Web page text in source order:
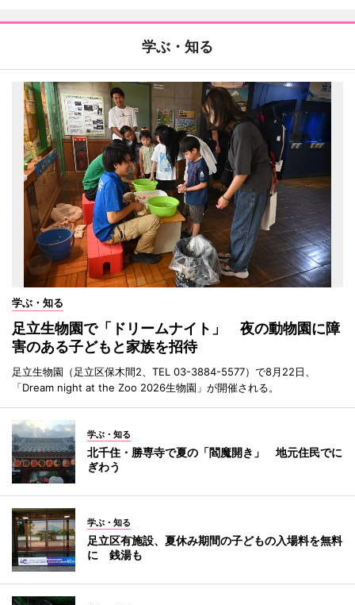
学ぶ・知る
学ぶ・知る
足立生物園で「ドリームナイト」 夜の動物園に障
害のある子どもと家族を招待
足立生物園（足立区保木間2、TEL 03-3884-5577）で8月22日、
「Dream night at the Zoo 2026生物園」が開催される。
学ぶ・知る
北千住・勝専寺で夏の「閻魔開き」 地元住民でに
ぎわう
学ぶ・知る
足立区有施設、夏休み期間の子どもの入場料を無料
に 銭湯も